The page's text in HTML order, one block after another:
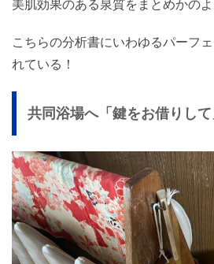
美肌効果のある泉質をまとめかのよ
こちらの分析書にいわゆるパーフ
れている！
共同浴場へ「鍵をお借りして